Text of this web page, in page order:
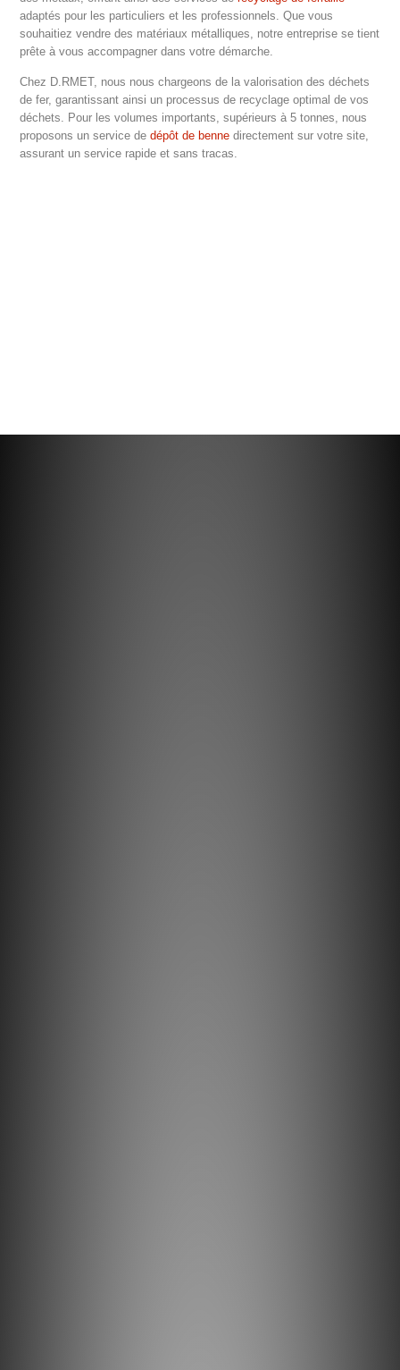
adaptés pour les particuliers et les professionnels. Que vous
souhaitiez vendre des matériaux métalliques, notre entreprise se tient
prête à vous accompagner dans votre démarche.
Chez D.RMET, nous nous chargeons de la valorisation des déchets
de fer, garantissant ainsi un processus de recyclage optimal de vos
déchets. Pour les volumes importants, supérieurs à 5 tonnes, nous
proposons un service dedépôt de benne directement sur votre site,
assurant un service rapide et sans tracas.